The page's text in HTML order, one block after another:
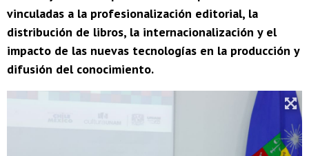
vinculadas a la profesionalización editorial, la
distribución de libros, la internacionalización y el
impacto de las nuevas tecnologías en la producción y
difusión del conocimiento.